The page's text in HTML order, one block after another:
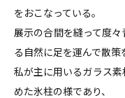
をおこなっている。
展示の合間を縫って度
る自然に足を運んで散策
私が主に用いるガラス
めた氷柱の様であり、